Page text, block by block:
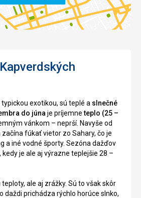
typickou exotikou, sú teplé a slnečné
do júna je príjemneteplo (25 –
vánkom – neprší. Navyše od
fúkať vietor zo Sahary, čo je
a iné vodné športy. Sezóna dažďov
kedy je ale aj výrazne teplejšie 28 –
ale aj zrážky. Sú to však skôr
daždi prichádza rýchlo horúce slnko,